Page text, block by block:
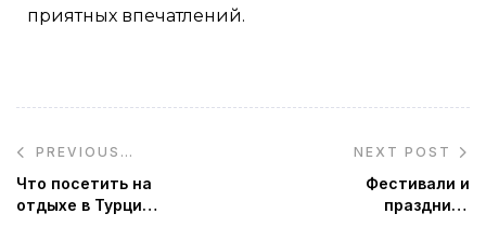
приятных впечатлений.
PREVIOUS
POST
Что посетить на
отдыхе в Турции.
NEXT POST
Фестивали и
праздники